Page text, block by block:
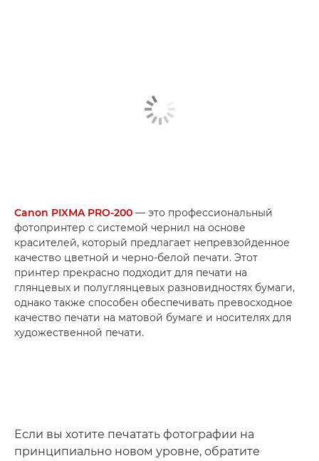
Canon PIXMA PRO-200 — это профессиональный
фотопринтер с системой чернил на основе
красителей, который предлагает непревзойденное
качество цветной и черно-белой печати. Этот
принтер прекрасно подходит для печати на
глянцевых и полуглянцевых разновидностях бумаги,
однако также способен обеспечивать превосходное
качество печати на матовой бумаге и носителях для
художественной печати.
Если вы хотите печатать фотографии на
принципиально новом уровне, обратите